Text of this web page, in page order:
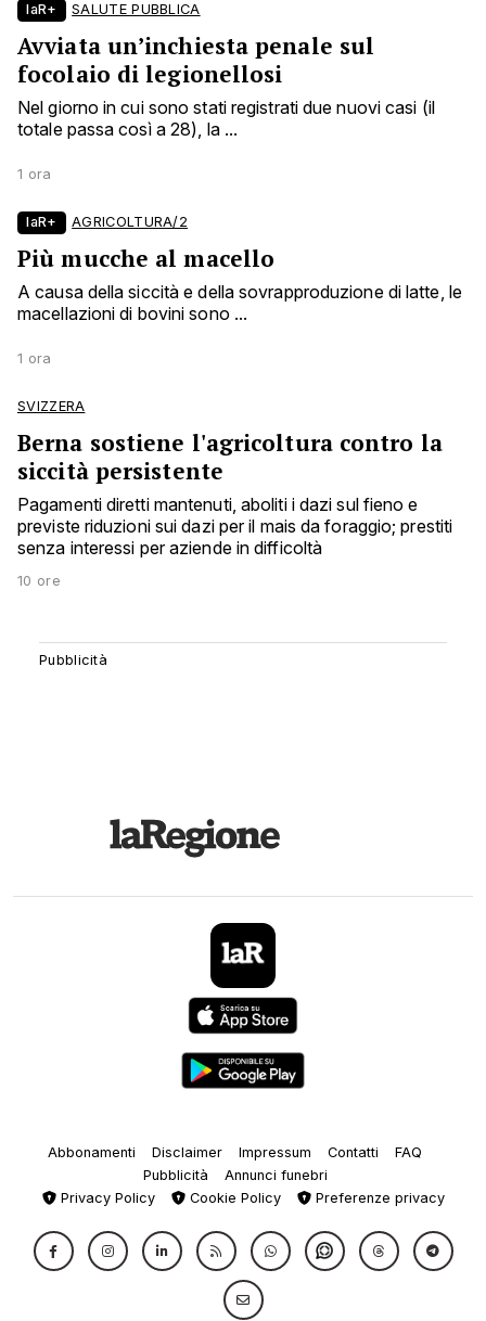
laR+ SALUTE PUBBLICA
Avviata un’inchiesta penale sul
focolaio di legionellosi
Nel giorno in cui sono stati registrati due nuovi casi (il
totale passa così a 28), la ...
1 ora
laR+ AGRICOLTURA/2
Più mucche al macello
A causa della siccità e della sovrapproduzione di latte, le
macellazioni di bovini sono ...
1 ora
SVIZZERA
Berna sostiene l'agricoltura contro la
siccità persistente
Pagamenti diretti mantenuti, aboliti i dazi sul fieno e
previste riduzioni sui dazi per il mais da foraggio; prestiti
senza interessi per aziende in difficoltà
10 ore
Abbonamenti Disclaimer Impressum Contatti
FAQ
Pubblicità
Annunci funebri
Privacy Policy
Cookie Policy Preferenze privacy